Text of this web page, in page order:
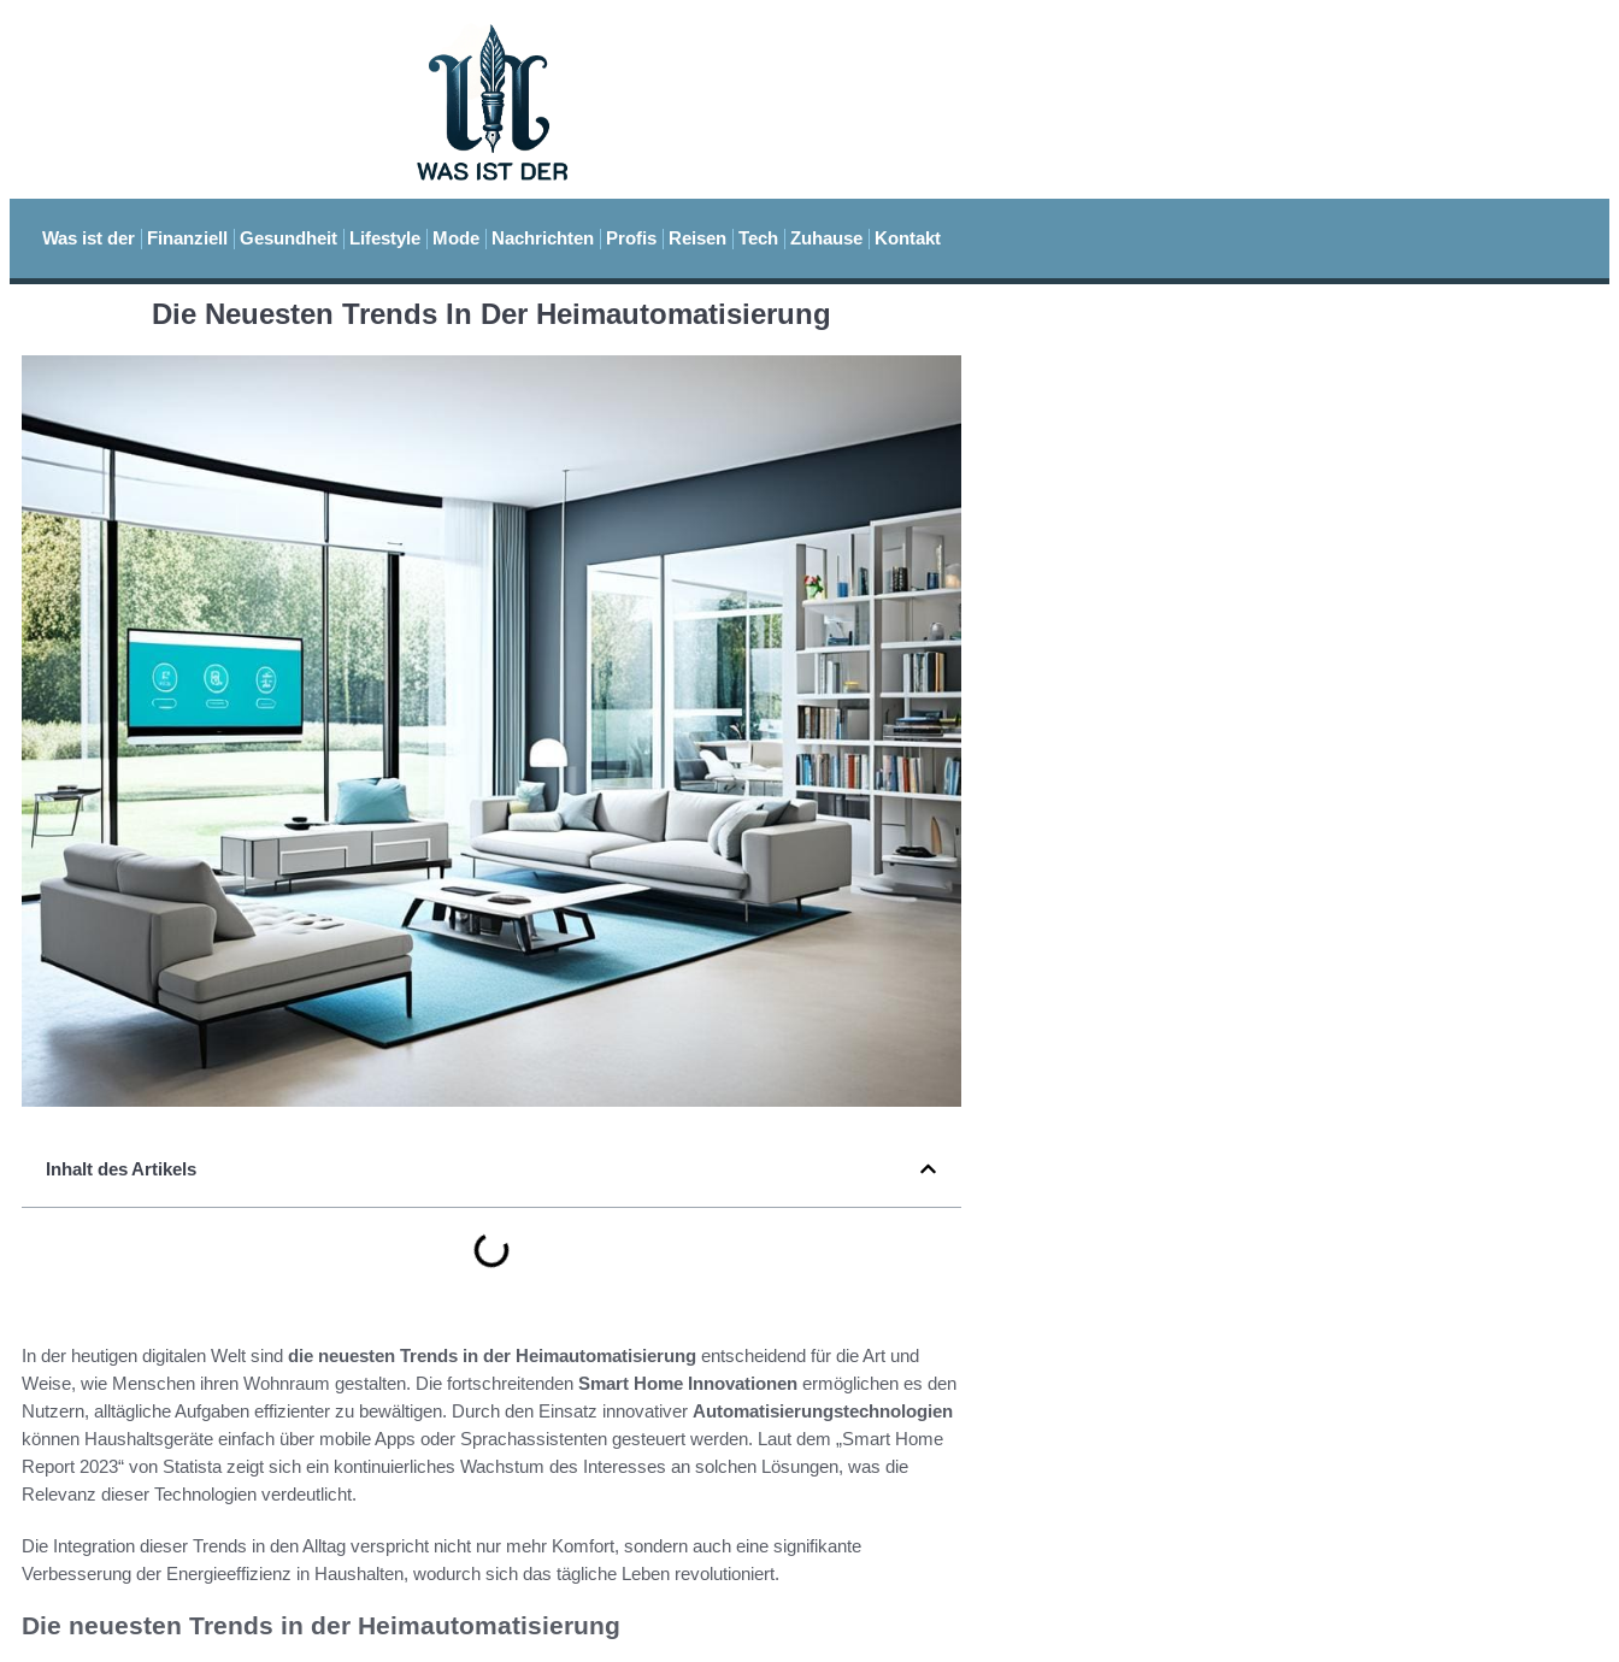
Was ist der Finanziell Gesundheit Lifestyle Mode Nachrichten Profis Reisen Tech Zuhause Kontakt
Die Neuesten Trends In Der Heimautomatisierung
Inhalt des Artikels
In der heutigen digitalen Welt sind die neuesten Trends in der Heimautomatisierung entscheidend für die Art und
Weise, wie Menschen ihren Wohnraum gestalten. Die fortschreitenden Smart Home Innovationen ermöglichen es den
Nutzern, alltägliche Aufgaben effizienter zu bewältigen. Durch den Einsatz innovativer Automatisierungstechnologien
können Haushaltsgeräte einfach über mobile Apps oder Sprachassistenten gesteuert werden. Laut dem „Smart Home
Report 2023“ von Statista zeigt sich ein kontinuierliches Wachstum des Interesses an solchen Lösungen, was die
Relevanz dieser Technologien verdeutlicht.
Die Integration dieser Trends in den Alltag verspricht nicht nur mehr Komfort, sondern auch eine signifikante
Verbesserung der Energieeffizienz in Haushalten, wodurch sich das tägliche Leben revolutioniert.
Die neuesten Trends in der Heimautomatisierung